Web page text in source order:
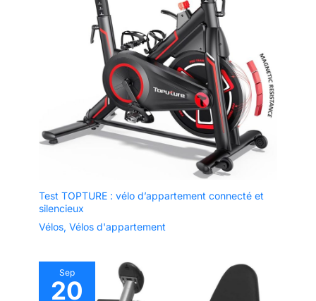
Test TOPTURE : vélo d’appartement connecté et
silencieux
Vélos, Vélos d'appartement
Sep
20